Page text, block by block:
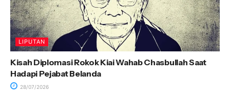
LIPUTAN
Kisah Diplomasi Rokok Kiai Wahab Chasbullah Saat
Hadapi Pejabat Belanda
28/07/2026